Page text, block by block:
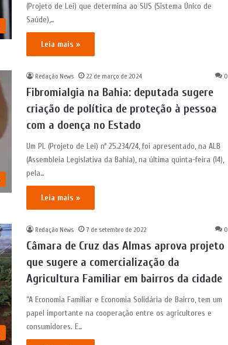
(Projeto de Lei) que determina ao SUS (Sistema Único de
Saúde),…
Leia mais »
Redação News 22 de março de 2024 0
Fibromialgia na Bahia: deputada sugere
criação de política de proteção à pessoa
com a doença no Estado
Um PL (Projeto de Lei) nº 25.234/24, foi apresentado, na ALB
(Assembleia Legislativa da Bahia), na última quinta-feira (14),
pela…
Leia mais »
Redação News 7 de setembro de 2022 0
Câmara de Cruz das Almas aprova projeto
que sugere a comercialização da
Agricultura Familiar em bairros da cidade
“A Economia Familiar e Economia Solidária de Bairro, tem um
papel importante na cooperação entre os agricultores e
consumidores. E…